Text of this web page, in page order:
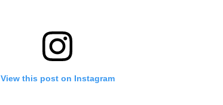
View this post on Instagram